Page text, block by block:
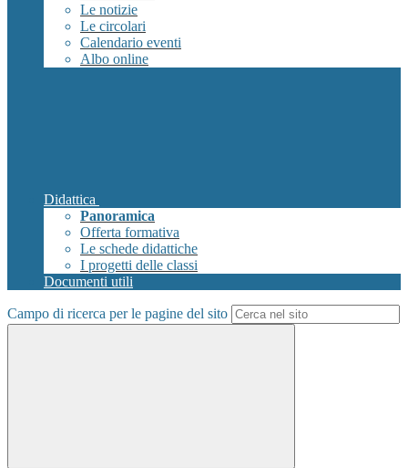
Le notizie
Le circolari
Calendario eventi
Albo online
Didattica
Panoramica
Offerta formativa
Le schede didattiche
I progetti delle classi
Documenti utili
Campo di ricerca per le pagine del sito